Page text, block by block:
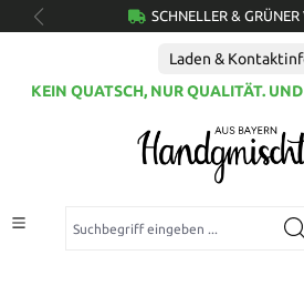
springen SCHNELLER &
Laden &
KEIN QUATSCH, NUR QUALITÄT.
Suchbegriff eingeben ...